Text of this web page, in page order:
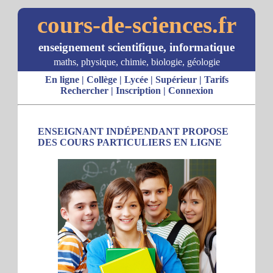
cours-de-sciences.fr
enseignement scientifique, informatique
maths, physique, chimie, biologie, géologie
En ligne| Collège| Lycée| Supérieur| Tarifs
Rechercher| Inscription | Connexion
ENSEIGNANT INDÉPENDANT PROPOSE
DES COURS PARTICULIERS EN LIGNE